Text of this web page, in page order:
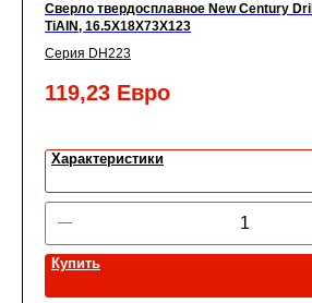
Сверло твердосплавное New Century
TiАIN, 16.5X18X73X123
Серия DH223
119,23 Евро
Характеристики
Купить